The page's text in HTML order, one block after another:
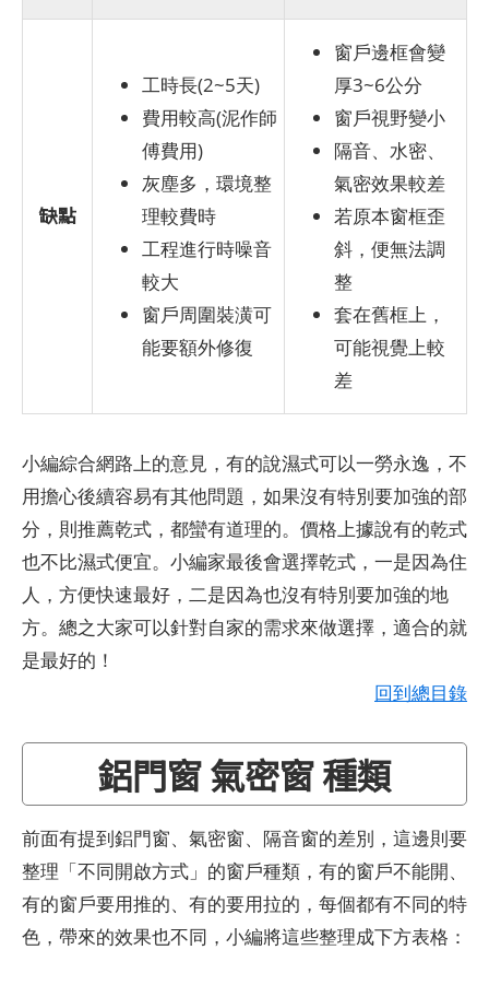
缺點
工時長(2~5天)
費用較高(泥作師
傅費用)
灰塵多，環境整
理較費時
工程進行時噪音
較大
窗戶周圍裝潢可
能要額外修復
窗戶邊框會變
厚3~6公分
窗戶視野變小
隔音、水密、
氣密效果較差
若原本窗框歪
斜，便無法調
整
套在舊框上，
可能視覺上較
差
小編綜合網路上的意見，有的說濕式可以一勞永逸，不
用擔心後續容易有其他問題，如果沒有特別要加強的部
分，則推薦乾式，都蠻有道理的。價格上據說有的乾式
也不比濕式便宜。小編家最後會選擇乾式，一是因為住
人，方便快速最好，二是因為也沒有特別要加強的地
方。總之大家可以針對自家的需求來做選擇，適合的就
是最好的！
回到總目錄
鋁門窗 氣密窗 種類
前面有提到鋁門窗、氣密窗、隔音窗的差別，這邊則要
整理「不同開啟方式」的窗戶種類，有的窗戶不能開、
有的窗戶要用推的、有的要用拉的，每個都有不同的特
色，帶來的效果也不同，小編將這些整理成下方表格：